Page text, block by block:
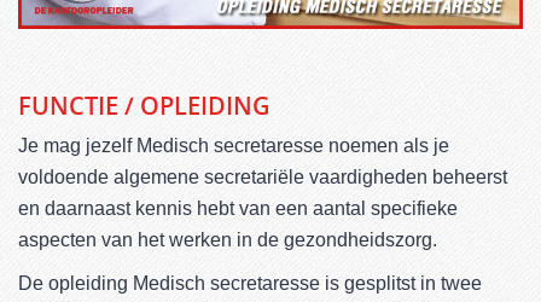
FUNCTIE / OPLEIDING
Je mag jezelf Medisch secretaresse noemen als je
voldoende algemene secretariële vaardigheden beheerst
en daarnaast kennis hebt van een aantal specifieke
aspecten van het werken in de gezondheidszorg.
De opleiding Medisch secretaresse is gesplitst in twee